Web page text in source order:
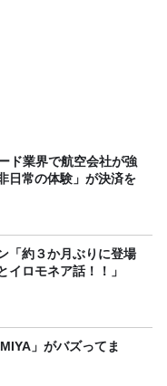
ド業界で航空会社が強
日常の体験」が決済を
イロモネア話！！」
」がバズってま